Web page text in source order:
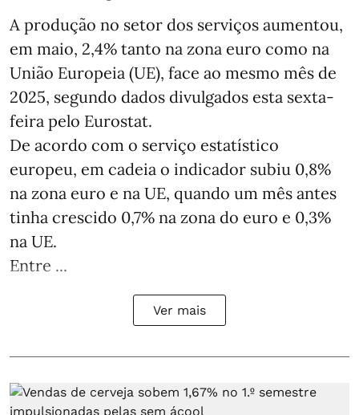
A produção no setor dos serviços aumentou,
em maio, 2,4% tanto na zona euro como na
União Europeia (UE), face ao mesmo mês de
2025, segundo dados divulgados esta sexta-
feira pelo Eurostat.
De acordo com o serviço estatístico
europeu, em cadeia o indicador subiu 0,8%
na zona euro e na UE, quando um mês antes
tinha crescido 0,7% na zona do euro e 0,3%
na UE.
Entre ...
Ver mais